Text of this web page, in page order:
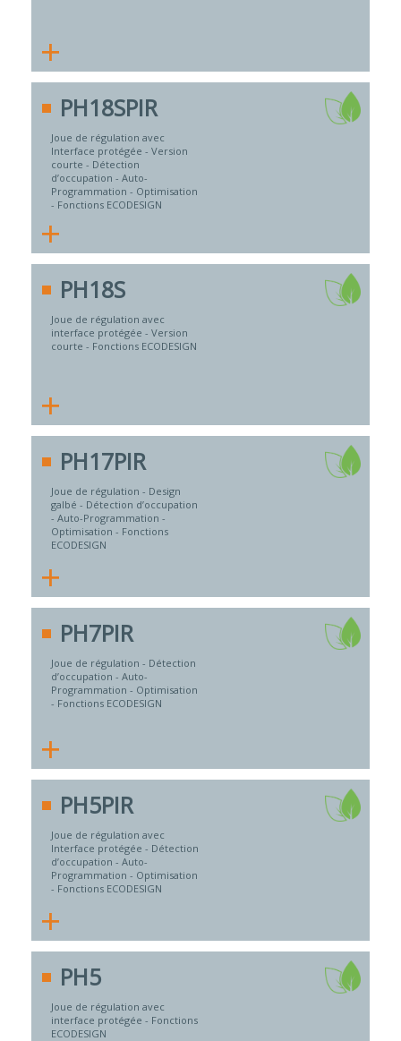
+
PH18SPIR
Joue de régulation avec
Interface protégée - Version
courte - Détection
d’occupation - Auto-
Programmation - Optimisation
- Fonctions ECODESIGN
+
PH18S
Joue de régulation avec
interface protégée - Version
courte - Fonctions ECODESIGN
+
PH17PIR
Joue de régulation - Design
galbé - Détection d’occupation
- Auto-Programmation -
Optimisation - Fonctions
ECODESIGN
+
PH7PIR
Joue de régulation - Détection
d’occupation - Auto-
Programmation - Optimisation
- Fonctions ECODESIGN
+
PH5PIR
Joue de régulation avec
Interface protégée - Détection
d’occupation - Auto-
Programmation - Optimisation
- Fonctions ECODESIGN
+
PH5
Joue de régulation avec
interface protégée - Fonctions
ECODESIGN